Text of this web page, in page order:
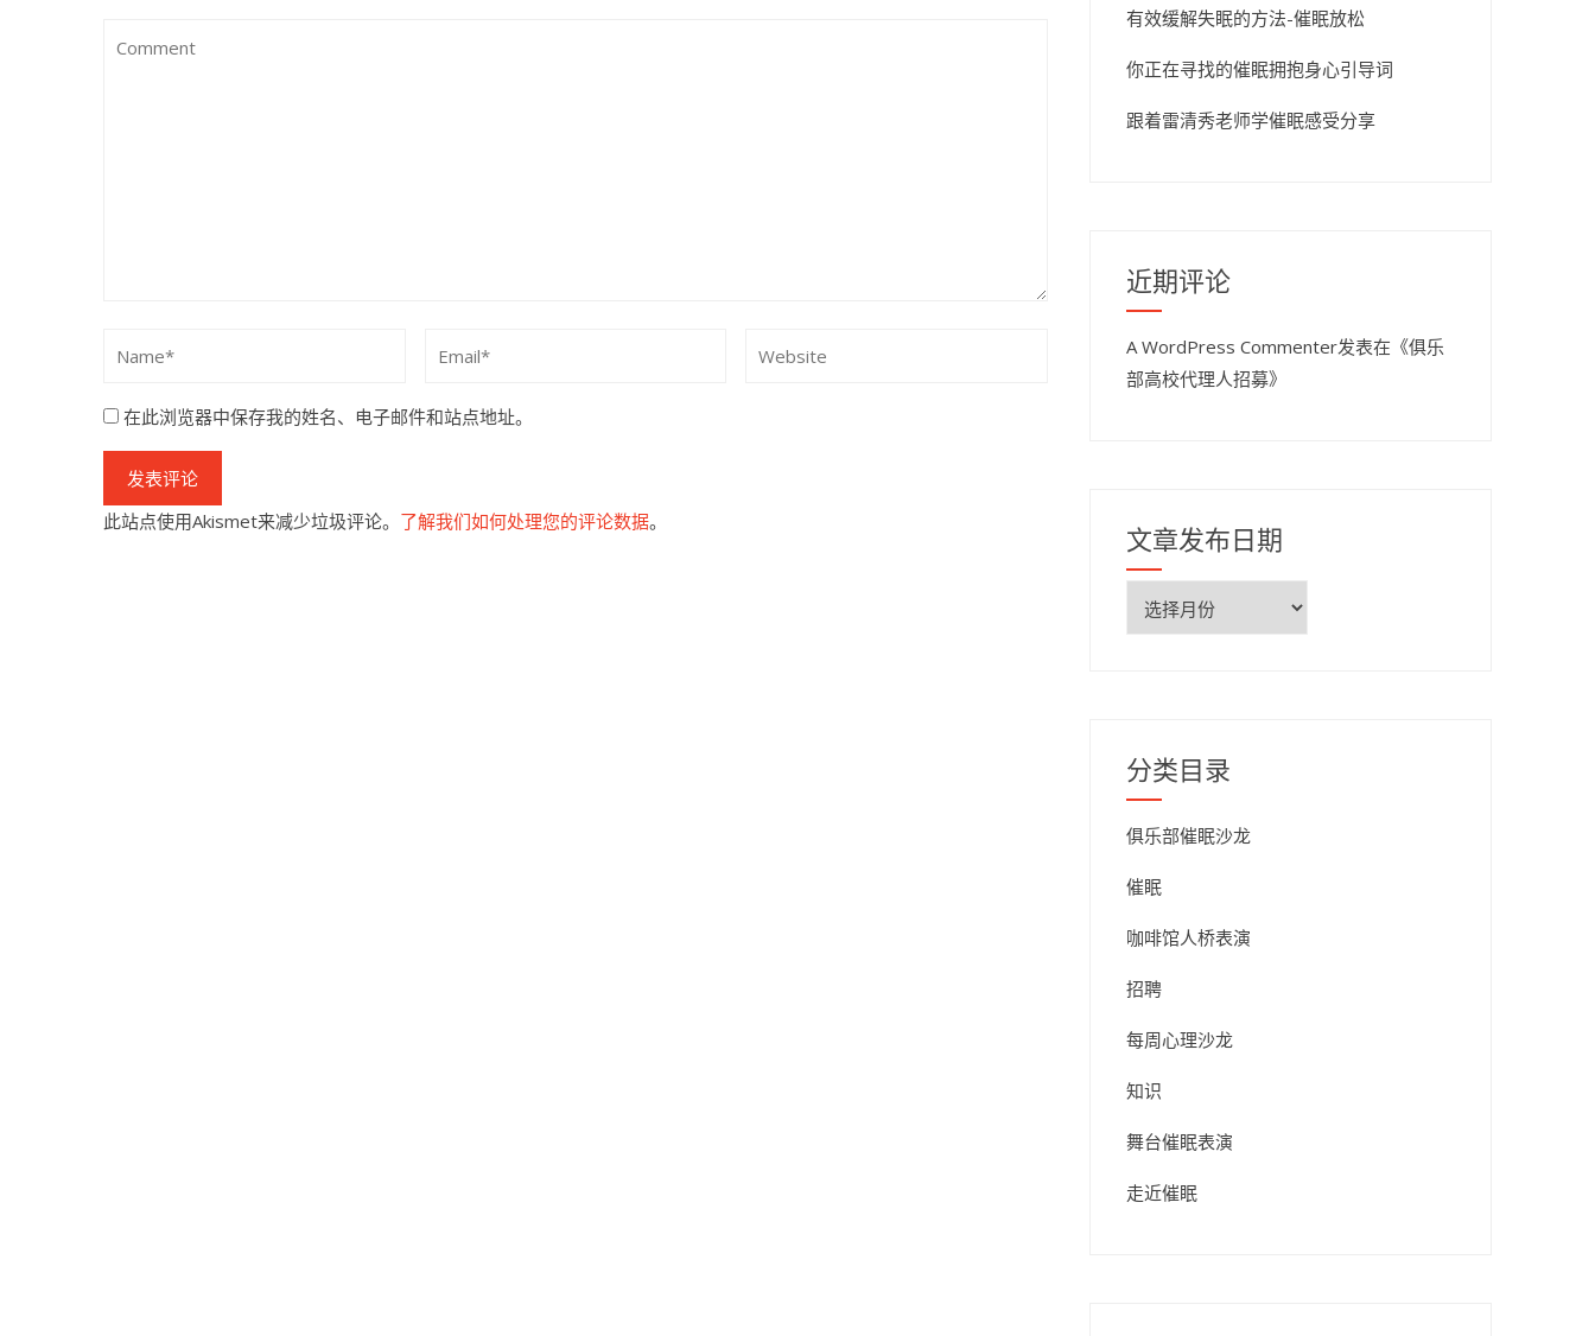
在此浏览器中保存我的姓名、电子邮件和站点地址。
此站点使用Akismet来减少垃圾评论。 了解我们如何处理您的评论数据。
有效缓解失眠的方法-催眠放松
你正在寻找的催眠拥抱身心引导词
跟着雷清秀老师学催眠感受分享
近期评论
A WordPress Commenter发表在《俱乐
部高校代理人招募》
文章发布日期
期
分类目录
俱乐部催眠沙龙
催眠
咖啡馆人桥表演
招聘
每周心理沙龙
知识
舞台催眠表演
走近催眠